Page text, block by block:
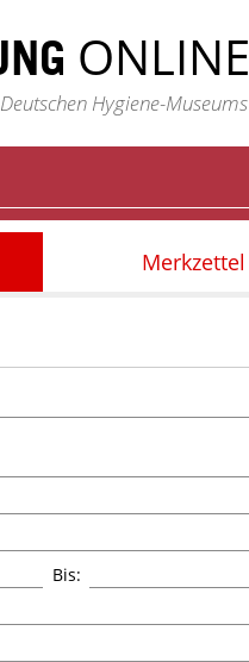
ONLINE
Hygiene-Museums
Merkzettel
Bis: